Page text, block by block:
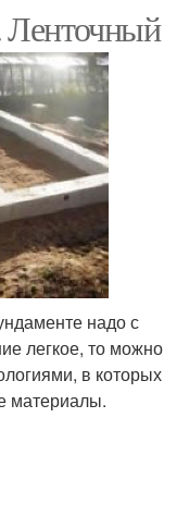
Ленточный
надо с
легкое, то можно
в которых
материалы.